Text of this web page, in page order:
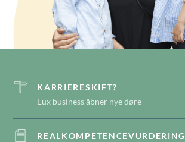
KARRIERESKIFT?
Eux business åbner nye døre
REALKOMPETENCEVURDERING